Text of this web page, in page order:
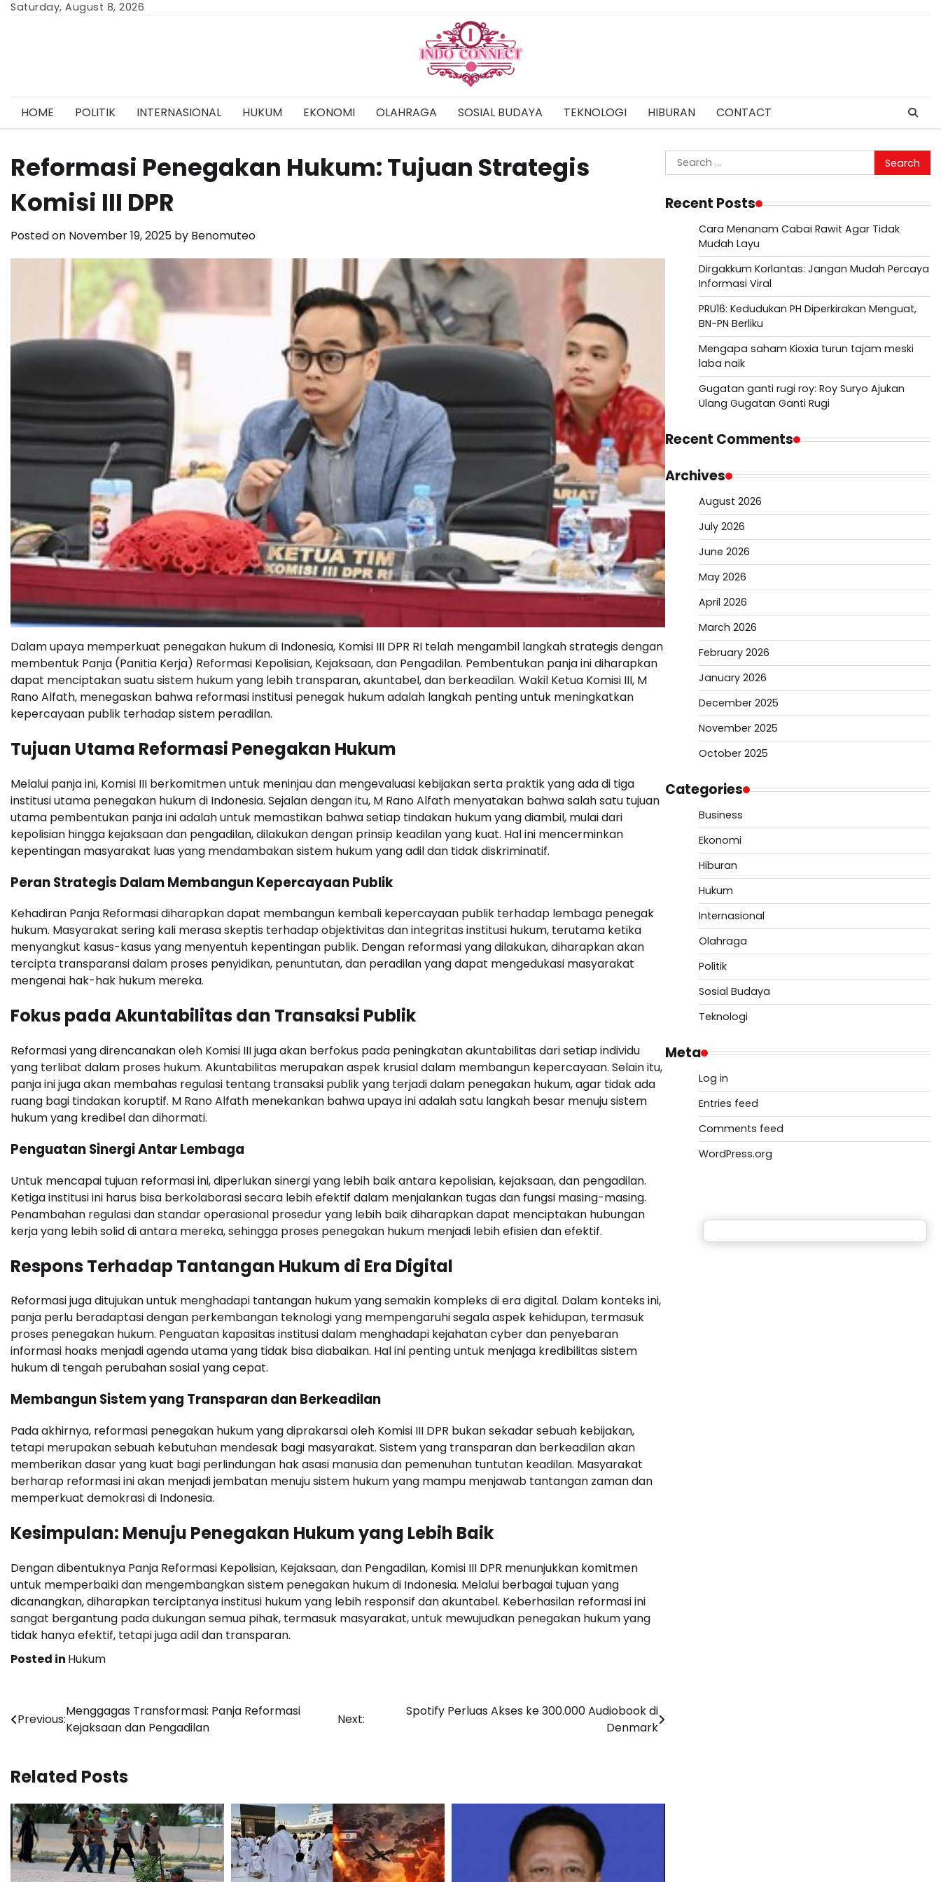
SkipSaturday, August 8, 2026
HOME POLITIK INTERNASIONAL HUKUM EKONOMI OLAHRAGA SOSIAL BUDAYA TEKNOLOGI HIBURAN CONTACT
Reformasi Penegakan Hukum: Tujuan Strategis
Komisi III DPR
Posted on November 19, 2025 by Benomuteo
Dalam upaya memperkuat penegakan hukum di Indonesia, Komisi III DPR RI telah mengambil langkah strategis dengan
membentuk Panja (Panitia Kerja) Reformasi Kepolisian, Kejaksaan, dan Pengadilan. Pembentukan panja ini diharapkan
dapat menciptakan suatu sistem hukum yang lebih transparan, akuntabel, dan berkeadilan. Wakil Ketua Komisi III, M
Rano Alfath, menegaskan bahwa reformasi institusi penegak hukum adalah langkah penting untuk meningkatkan
kepercayaan publik terhadap sistem peradilan.
Tujuan Utama Reformasi Penegakan Hukum
Melalui panja ini, Komisi III berkomitmen untuk meninjau dan mengevaluasi kebijakan serta praktik yang ada di tiga
institusi utama penegakan hukum di Indonesia. Sejalan dengan itu, M Rano Alfath menyatakan bahwa salah satu tujuan
utama pembentukan panja ini adalah untuk memastikan bahwa setiap tindakan hukum yang diambil, mulai dari
kepolisian hingga kejaksaan dan pengadilan, dilakukan dengan prinsip keadilan yang kuat. Hal ini mencerminkan
kepentingan masyarakat luas yang mendambakan sistem hukum yang adil dan tidak diskriminatif.
Peran Strategis Dalam Membangun Kepercayaan Publik
Kehadiran Panja Reformasi diharapkan dapat membangun kembali kepercayaan publik terhadap lembaga penegak
hukum. Masyarakat sering kali merasa skeptis terhadap objektivitas dan integritas institusi hukum, terutama ketika
menyangkut kasus-kasus yang menyentuh kepentingan publik. Dengan reformasi yang dilakukan, diharapkan akan
tercipta transparansi dalam proses penyidikan, penuntutan, dan peradilan yang dapat mengedukasi masyarakat
mengenai hak-hak hukum mereka.
Fokus pada Akuntabilitas dan Transaksi Publik
Reformasi yang direncanakan oleh Komisi III juga akan berfokus pada peningkatan akuntabilitas dari setiap individu
yang terlibat dalam proses hukum. Akuntabilitas merupakan aspek krusial dalam membangun kepercayaan. Selain itu,
panja ini juga akan membahas regulasi tentang transaksi publik yang terjadi dalam penegakan hukum, agar tidak ada
ruang bagi tindakan koruptif. M Rano Alfath menekankan bahwa upaya ini adalah satu langkah besar menuju sistem
hukum yang kredibel dan dihormati.
Penguatan Sinergi Antar Lembaga
Untuk mencapai tujuan reformasi ini, diperlukan sinergi yang lebih baik antara kepolisian, kejaksaan, dan pengadilan.
Ketiga institusi ini harus bisa berkolaborasi secara lebih efektif dalam menjalankan tugas dan fungsi masing-masing.
Penambahan regulasi dan standar operasional prosedur yang lebih baik diharapkan dapat menciptakan hubungan
kerja yang lebih solid di antara mereka, sehingga proses penegakan hukum menjadi lebih efisien dan efektif.
Respons Terhadap Tantangan Hukum di Era Digital
Reformasi juga ditujukan untuk menghadapi tantangan hukum yang semakin kompleks di era digital. Dalam konteks ini,
panja perlu beradaptasi dengan perkembangan teknologi yang mempengaruhi segala aspek kehidupan, termasuk
proses penegakan hukum. Penguatan kapasitas institusi dalam menghadapi kejahatan cyber dan penyebaran
informasi hoaks menjadi agenda utama yang tidak bisa diabaikan. Hal ini penting untuk menjaga kredibilitas sistem
hukum di tengah perubahan sosial yang cepat.
Membangun Sistem yang Transparan dan Berkeadilan
Pada akhirnya, reformasi penegakan hukum yang diprakarsai oleh Komisi III DPR bukan sekadar sebuah kebijakan,
tetapi merupakan sebuah kebutuhan mendesak bagi masyarakat. Sistem yang transparan dan berkeadilan akan
memberikan dasar yang kuat bagi perlindungan hak asasi manusia dan pemenuhan tuntutan keadilan. Masyarakat
berharap reformasi ini akan menjadi jembatan menuju sistem hukum yang mampu menjawab tantangan zaman dan
memperkuat demokrasi di Indonesia.
Kesimpulan: Menuju Penegakan Hukum yang Lebih Baik
Dengan dibentuknya Panja Reformasi Kepolisian, Kejaksaan, dan Pengadilan, Komisi III DPR menunjukkan komitmen
untuk memperbaiki dan mengembangkan sistem penegakan hukum di Indonesia. Melalui berbagai tujuan yang
dicanangkan, diharapkan terciptanya institusi hukum yang lebih responsif dan akuntabel. Keberhasilan reformasi ini
sangat bergantung pada dukungan semua pihak, termasuk masyarakat, untuk mewujudkan penegakan hukum yang
tidak hanya efektif, tetapi juga adil dan transparan.
Posted in Hukum
Post
navigation
Previous:
Menggagas Transformasi: Panja Reformasi
Kejaksaan dan Pengadilan
Next:
Spotify Perluas Akses ke 300.000 Audiobook di
Denmark
Related Posts
Search
for:
Recent Posts
Cara Menanam Cabai Rawit Agar Tidak
Mudah Layu
Dirgakkum Korlantas: Jangan Mudah Percaya
Informasi Viral
PRU16: Kedudukan PH Diperkirakan Menguat,
BN-PN Berliku
Mengapa saham Kioxia turun tajam meski
laba naik
Gugatan ganti rugi roy: Roy Suryo Ajukan
Ulang Gugatan Ganti Rugi
Recent Comments
Archives
August 2026
July 2026
June 2026
May 2026
April 2026
March 2026
February 2026
January 2026
December 2025
November 2025
October 2025
Categories
Business
Ekonomi
Hiburan
Hukum
Internasional
Olahraga
Politik
Sosial Budaya
Teknologi
Meta
Log in
Entries feed
Comments feed
WordPress.org